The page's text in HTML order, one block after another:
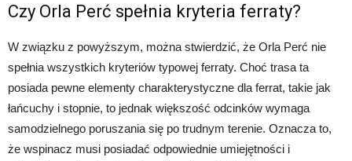
Czy Orla Perć spełnia kryteria ferraty?
W związku z powyższym, można stwierdzić, że Orla Perć nie
spełnia wszystkich kryteriów typowej ferraty. Choć trasa ta
posiada pewne elementy charakterystyczne dla ferrat, takie jak
łańcuchy i stopnie, to jednak większość odcinków wymaga
samodzielnego poruszania się po trudnym terenie. Oznacza to,
że wspinacz musi posiadać odpowiednie umiejętności i